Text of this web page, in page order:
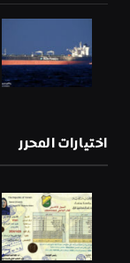
اختيارات المحرر